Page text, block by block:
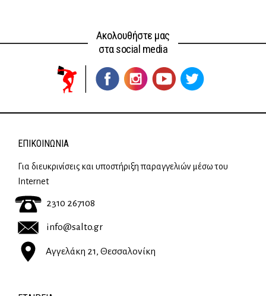
Ακολουθήστε μας
στα social media
ΕΠΙΚΟΙΝΩΝΊΑ
Για διευκρινίσεις και υποστήριξη παραγγελιών μέσω του
Internet
2310 267108
info@salto.gr
Αγγελάκη 21, Θεσσαλονίκη